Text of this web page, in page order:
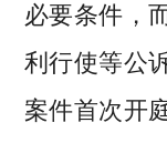
必要条件，
利行使等公
案件首次开